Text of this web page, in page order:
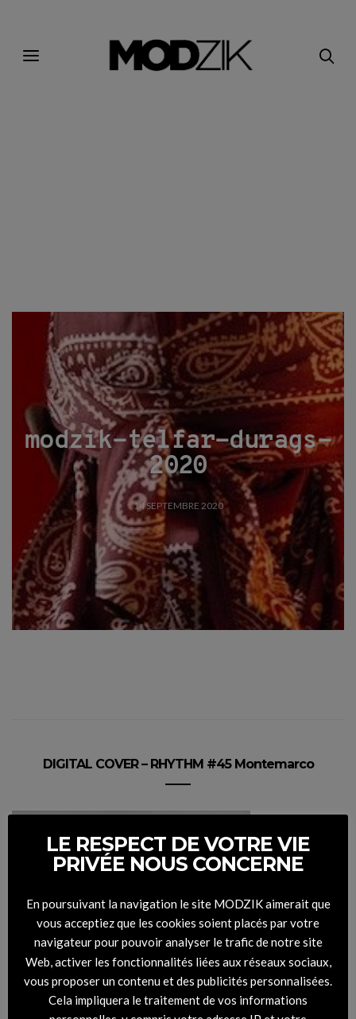
modzik-telfar-durags-
2020
14 SEPTEMBRE 2020
DIGITAL COVER – RHYTHM #45 Montemarco
LE RESPECT DE VOTRE VIE
PRIVÉE NOUS CONCERNE
En poursuivant la navigation le site MODZIK aimerait que
vous acceptiez que les cookies soient placés par votre
navigateur pour pouvoir analyser le trafic de notre site
Web, activer les fonctionnalités liées aux réseaux sociaux,
vous proposer un contenu et des publicités personnalisées.
Cela impliquera le traitement de vos informations